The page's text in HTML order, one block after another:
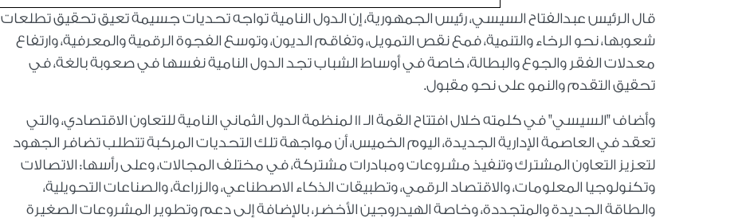
قال الرئيس عبدالفتاح السيسي، رئيس الجمهورية، إن الدول النامية تواجه تحديات جسيمة تعيق تحقيق تطلعات
شعوبها، نحو الرخاء والتنمية، فمع نقص التمويل، وتفاقم الديون، وتوسع الفجوة الرقمية والمعرفية، وارتفاع
معدلات الفقر والجوع والبطالة، خاصة في أوساط الشباب تجد الدول النامية نفسها في صعوبة بالغة، في
تحقيق التقدم والنمو على نحو مقبول.
وأضاف "السيسي" في كلمته خلال افتتاح القمة الـ 11 لمنظمة الدول الثماني النامية للتعاون الاقتصادي، والتي
تعقد في العاصمة الإدارية الجديدة، اليوم الخميس، أن مواجهة تلك التحديات المركبة تتطلب تضافر الجهود
لتعزيز التعاون المشترك وتنفيذ مشروعات ومبادرات مشتركة، في مختلف المجالات، وعلى رأسها: الاتصالات
وتكنولوجيا المعلومات، والاقتصاد الرقمي، وتطبيقات الذكاء الاصطناعي، والزراعة، والصناعات التحويلية،
والطاقة الجديدة والمتجددة، وخاصة الهيدروجين الأخضر، بالإضافة إلى دعم وتطوير المشروعات الصغيرة